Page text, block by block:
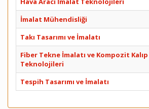
İmalat Mühendisliği
Takı Tasarımı ve İmalatı
Fiber Tekne İmalatı ve Kompozit Kalıp
Teknolojileri
Tespih Tasarımı ve İmalatı